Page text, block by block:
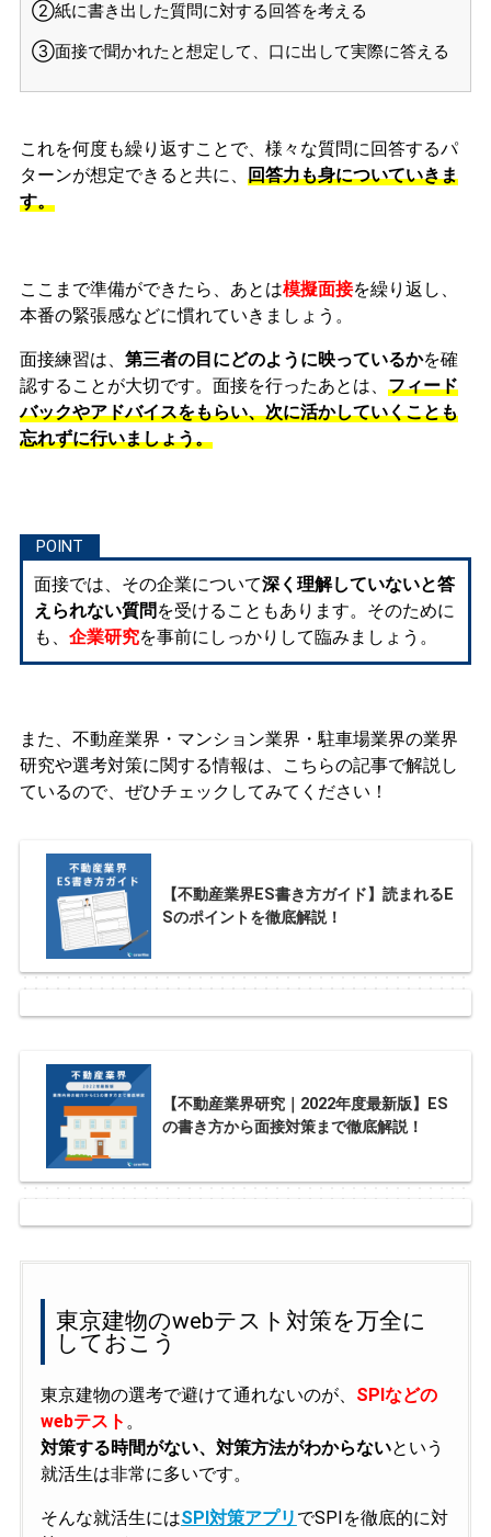
②紙に書き出した質問に対する回答を考える
③面接で聞かれたと想定して、口に出して実際に答える
これを何度も繰り返すことで、様々な質問に回答するパ
ターンが想定できると共に、 回答力も身についていきま
す。
ここまで準備ができたら、あとは模擬面接を繰り返し、
本番の緊張感などに慣れていきましょう。
面接練習は、 第三者の目にどのように映っているかを確
認することが大切です。面接を行ったあとは、 フィード
バックやアドバイスをもらい、次に活かしていくことも
忘れずに行いましょう。
面接では、その企業について深く理解していないと答
えられない質問 を受けることもあります。そのために
も、 企業研究を事前にしっかりして臨みましょう。
また、不動産業界・マンション業界・駐車場業界の業界
研究や選考対策に関する情報は、こちらの記事で解説し
ているので、ぜひチェックしてみてください！
【不動産業界ES書き方ガイド】読まれるE
Sのポイントを徹底解説！
【不動産業界研究｜2022年度最新版】ES
の書き方から面接対策まで徹底解説！
東京建物のwebテスト対策を万全に
しておこう
東京建物の選考で避けて通れないのが、 SPIなどの
webテスト 。
対策する時間がない、対策方法がわからないという
就活生は非常に多いです。
そんな就活生にはSPI対策アプリ でSPIを徹底的に対